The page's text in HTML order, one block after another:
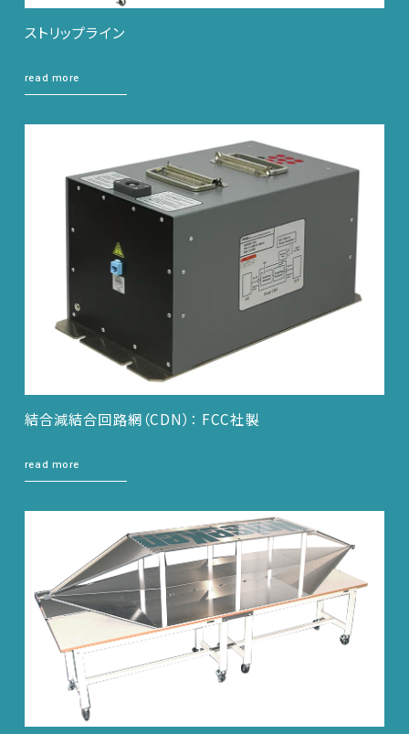
ストリップライン
read more
結合減結合回路網（CDN）： FCC社製
read more